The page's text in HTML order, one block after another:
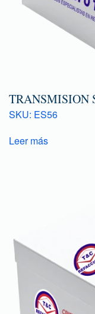
TRANSMISION
SKU: ES56
Leer más